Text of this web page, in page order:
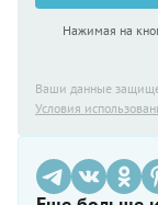
Нажимая на
Ваши данные
Условия